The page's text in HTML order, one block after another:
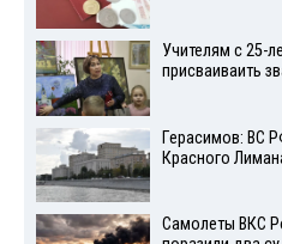
Учителям с 25-
присваиваить
Герасимов: ВС
Красного
Самолеты ВКС